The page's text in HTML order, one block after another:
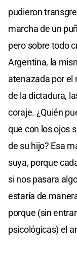
pudieron
marcha de un
pero sobre todo
Argentina, la
atenazada por el
de la dictadura,
coraje. ¿Quién
que con los ojos
de su hijo? Esa
suya, porque
si nos pasara
estaría de
porque (sin
psicológicas) el